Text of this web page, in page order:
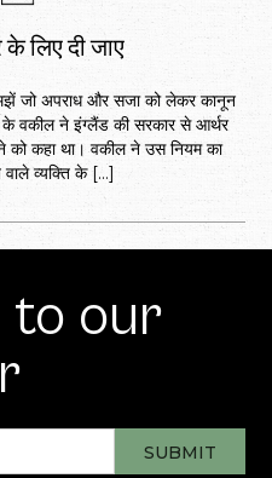
लिए दी जाए
जो अपराध और सजा को लेकर कानून
के वकील ने इंग्लैंड की सरकार से आर्थर
को कहा था। वकील ने उस नियम का
वाले व्यक्ति के […]
to our